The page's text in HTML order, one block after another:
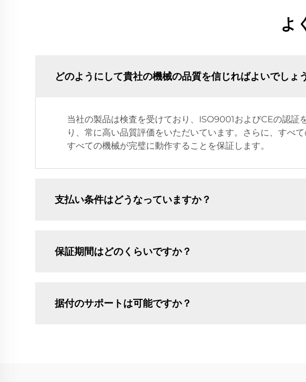
よ
どのようにして貴社の機械の品質を信じればよいでしょ
当社の製品は検査を受けており、ISO9001およびCEの認
り、常に高い品質評価をいただいています。さらに、すべ
すべての機械が完璧に動作することを保証します。
支払い条件はどうなっていますか？
保証期間はどのくらいですか？
据付のサポートは可能ですか？